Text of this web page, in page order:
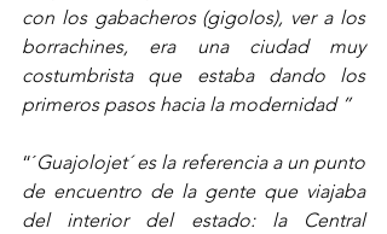
con los gabacheros (gigolos), ver a los
borrachines, era una ciudad muy
costumbrista que estaba dando los
primeros pasos hacia la modernidad ”
“´Guajolojet´ es la referencia a un punto
de encuentro de la gente que viajaba
del interior del estado: la Central